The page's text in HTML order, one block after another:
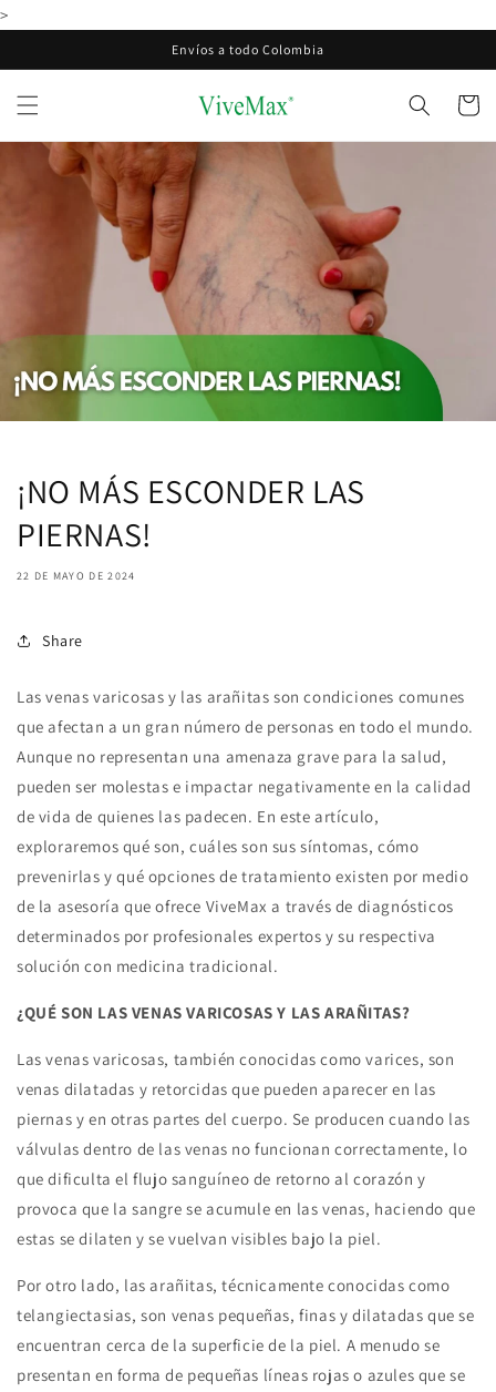
>
Envíos a todo Colombia
Carrito
¡NO MÁS ESCONDER LAS
PIERNAS!
22 DE MAYO DE 2024
Share
Las venas varicosas y las arañitas son condiciones comunes
que afectan a un gran número de personas en todo el mundo.
Aunque no representan una amenaza grave para la salud,
pueden ser molestas e impactar negativamente en la calidad
de vida de quienes las padecen. En este artículo,
exploraremos qué son, cuáles son sus síntomas, cómo
prevenirlas y qué opciones de tratamiento existen por medio
de la asesoría que ofrece ViveMax a través de diagnósticos
determinados por profesionales expertos y su respectiva
solución con medicina tradicional.
¿QUÉ SON LAS VENAS VARICOSAS Y LAS ARAÑITAS?
Las venas varicosas, también conocidas como varices, son
venas dilatadas y retorcidas que pueden aparecer en las
piernas y en otras partes del cuerpo. Se producen cuando las
válvulas dentro de las venas no funcionan correctamente, lo
que dificulta el flujo sanguíneo de retorno al corazón y
provoca que la sangre se acumule en las venas, haciendo que
estas se dilaten y se vuelvan visibles bajo la piel.
Por otro lado, las arañitas, técnicamente conocidas como
telangiectasias, son venas pequeñas, finas y dilatadas que se
encuentran cerca de la superficie de la piel. A menudo se
presentan en forma de pequeñas líneas rojas o azules que se